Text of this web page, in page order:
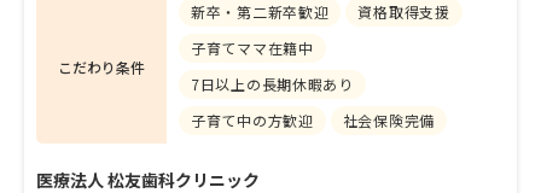
こだわり条件
新卒・第二新卒歓迎
資格取得支援
子育てママ在籍中
7日以上の長期休暇あり
子育て中の方歓迎
社会保険完備
医療法人 松友歯科クリニック